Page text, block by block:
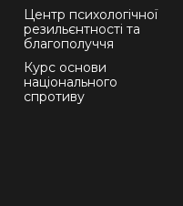
Центр психологічної
резильєнтності та
благополуччя
Курс основи
національного
спротиву